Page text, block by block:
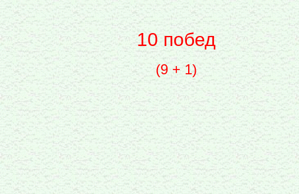
10 побед
(9 + 1)